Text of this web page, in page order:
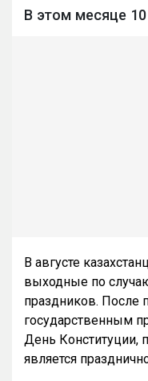
В этом месяце
В августе
выходные по
праздников. После
государственным
День Конституции,
является